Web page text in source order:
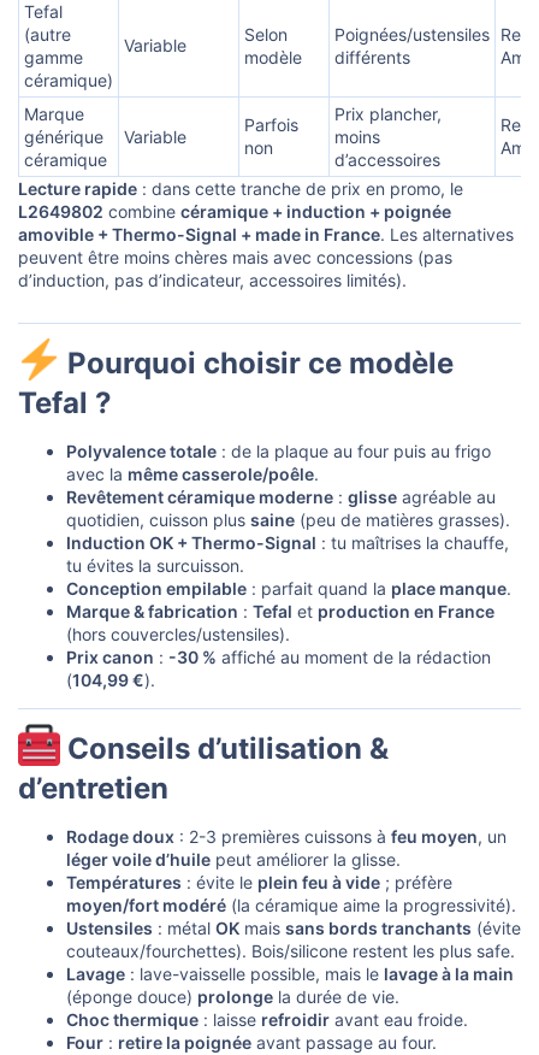
Tefal
(autre
gamme
céramique)
Variable
Selon
modèle
Poignées/ustensiles
différents
Marque
générique
céramique
Variable
Parfois
non
Prix plancher,
moins
d’accessoires
Lecture rapide : dans cette tranche de prix en promo, le
L2649802 combine céramique + induction + poignée
amovible + Thermo-Signal + made in France. Les alternatives
peuvent être moins chères mais avec concessions (pas
d’induction, pas d’indicateur, accessoires limités).
Pourquoi choisir ce modèle
Tefal ?​
Polyvalence totale : de la plaque au four puis au frigo
avec la même casserole/poêle.
Revêtement céramique moderne : glisse agréable au
quotidien, cuisson plus saine (peu de matières grasses).
Induction OK + Thermo-Signal : tu maîtrises la chauffe,
tu évites la surcuisson.
Conception empilable : parfait quand la place manque.
Marque & fabrication : Tefal et production en France
(hors couvercles/ustensiles).
Prix canon : -30 % affiché au moment de la rédaction
(104,99 €).
Conseils d’utilisation &
d’entretien​
Rodage doux : 2-3 premières cuissons à feu moyen, un
léger voile d’huile peut améliorer la glisse.
Températures : évite le plein feu à vide ; préfère
moyen/fort modéré (la céramique aime la progressivité).
Ustensiles : métal OK mais sans bords tranchants (évite
couteaux/fourchettes). Bois/silicone restent les plus safe.
Lavage : lave-vaisselle possible, mais le lavage à la main
(éponge douce) prolonge la durée de vie.
Choc thermique : laisse refroidir avant eau froide.
Four : retire la poignée avant passage au four.